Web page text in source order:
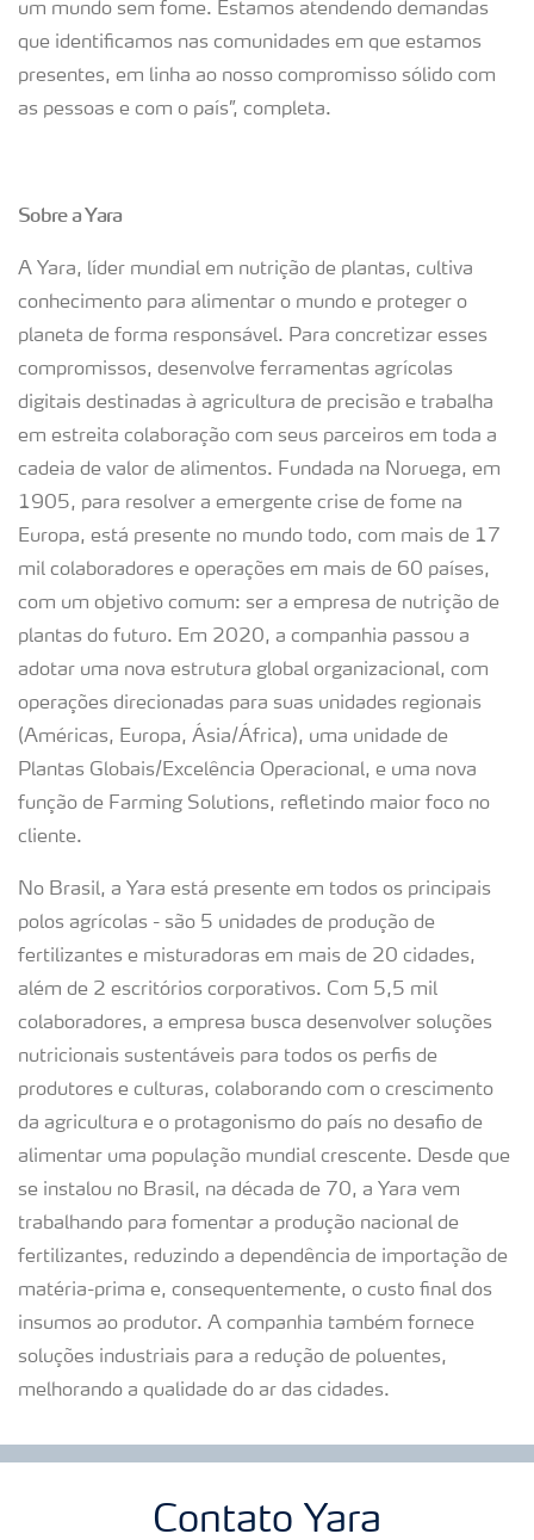
um mundo sem fome. Estamos atendendo demandas
que identificamos nas comunidades em que estamos
presentes, em linha ao nosso compromisso sólido com
as pessoas e com o país”, completa.
Sobre a Yara
A Yara, líder mundial em nutrição de plantas, cultiva
conhecimento para alimentar o mundo e proteger o
planeta de forma responsável. Para concretizar esses
compromissos, desenvolve ferramentas agrícolas
digitais destinadas à agricultura de precisão e trabalha
em estreita colaboração com seus parceiros em toda a
cadeia de valor de alimentos. Fundada na Noruega, em
1905, para resolver a emergente crise de fome na
Europa, está presente no mundo todo, com mais de 17
mil colaboradores e operações em mais de 60 países,
com um objetivo comum: ser a empresa de nutrição de
plantas do futuro. Em 2020, a companhia passou a
adotar uma nova estrutura global organizacional, com
operações direcionadas para suas unidades regionais
(Américas, Europa, Ásia/África), uma unidade de
Plantas Globais/Excelência Operacional, e uma nova
função de Farming Solutions, refletindo maior foco no
cliente.
No Brasil, a Yara está presente em todos os principais
polos agrícolas - são 5 unidades de produção de
fertilizantes e misturadoras em mais de 20 cidades,
além de 2 escritórios corporativos. Com 5,5 mil
colaboradores, a empresa busca desenvolver soluções
nutricionais sustentáveis para todos os perfis de
produtores e culturas, colaborando com o crescimento
da agricultura e o protagonismo do país no desafio de
alimentar uma população mundial crescente. Desde que
se instalou no Brasil, na década de 70, a Yara vem
trabalhando para fomentar a produção nacional de
fertilizantes, reduzindo a dependência de importação de
matéria-prima e, consequentemente, o custo final dos
insumos ao produtor. A companhia também fornece
soluções industriais para a redução de poluentes,
melhorando a qualidade do ar das cidades.
Contato Yara